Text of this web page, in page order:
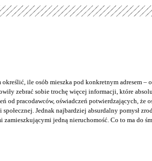
ile osób mieszka pod konkretnym adresem –
zebrać sobie trochę więcej informacji, które
od pracodawców, oświadczeń potwierdzających, że
Jednak najbardziej absurdalny pomysł
jedną nieruchomość. Co to ma do